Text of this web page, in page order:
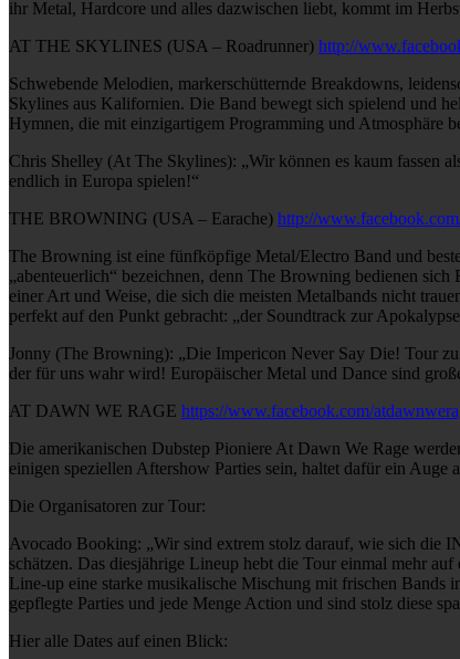
ihr Metal, Hardcore und alles dazwischen liebt, kommt im
AT THE SKYLINES (USA – Roadrunner) http://
Schwebende Melodien, markerschütternde Breakdowns,
Skylines aus Kalifornien. Die Band bewegt sich spielend und
Hymnen, die mit einzigartigem Programming und Atmosphäre
Chris Shelley (At The Skylines): „Wir können es kaum fassen
endlich in Europa spielen!“
THE BROWNING (USA – Earache) http://
The Browning ist eine fünfköpfige Metal/Electro Band und
„abenteuerlich“ bezeichnen, denn The Browning bedienen
einer Art und Weise, die sich die meisten Metalbands nicht
perfekt auf den Punkt gebracht: „der Soundtrack zur
Jonny (The Browning): „Die Impericon Never Say Die! Tour
der für uns wahr wird! Europäischer Metal und Dance sind
AT DAWN WE RAGE https://www.facebook.com/
Die amerikanischen Dubstep Pioniere At Dawn We Rage
einigen speziellen Aftershow Parties sein, haltet dafür ein
Die Organisatoren zur Tour:
Avocado Booking: „Wir sind extrem stolz darauf, wie sich die
schätzen. Das diesjährige Lineup hebt die Tour einmal mehr
Line-up eine starke musikalische Mischung mit frischen Bands
gepflegte Parties und jede Menge Action und sind stolz diese
Hier alle Dates auf einen Blick: